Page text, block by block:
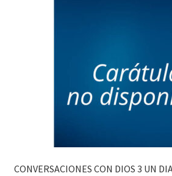
CONVERSACIONES CON DIOS 3 UN